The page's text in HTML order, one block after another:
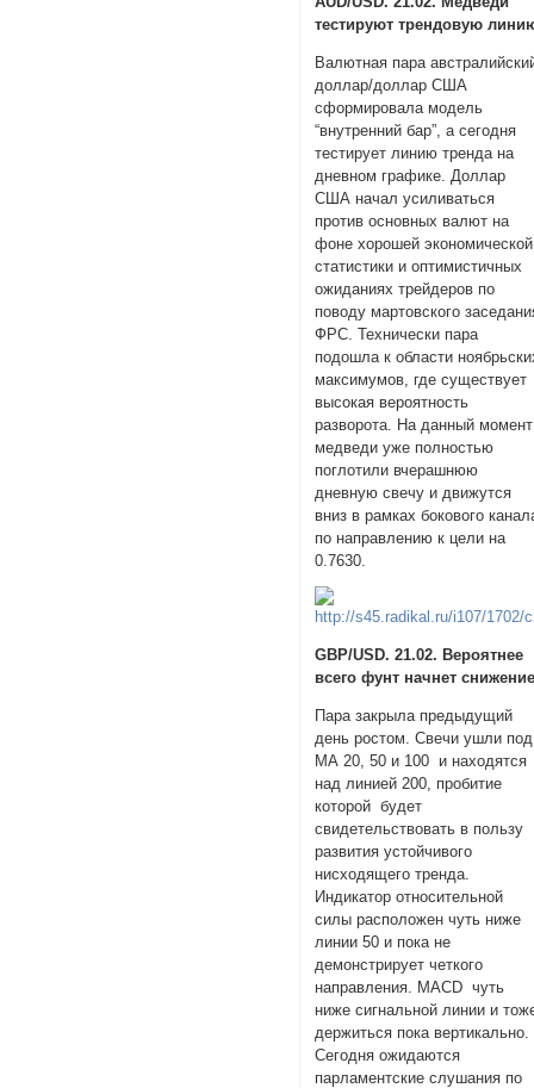
тестируют трендовую
Валютная пара
доллар/доллар США
сформировала модель
“внутренний бар”, а сегодня
тестирует линию тренда на
дневном графике. Доллар
США начал усиливаться
против основных валют на
фоне хорошей экономической
статистики и оптимистичных
ожиданиях трейдеров по
поводу мартовского
ФРС. Технически пара
подошла к области
максимумов, где существует
высокая вероятность
разворота. На данный момент
медведи уже полностью
поглотили вчерашнюю
дневную свечу и движутся
вниз в рамках бокового
по направлению к цели на
0.7630.
GBP/USD. 21.02. Вероятнее
всего фунт начнет
Пара закрыла предыдущий
день ростом. Свечи ушли под
МА 20, 50 и 100 и находятся
над линией 200, пробитие
которой будет
свидетельствовать в пользу
развития устойчивого
нисходящего тренда.
Индикатор относительной
силы расположен чуть ниже
линии 50 и пока не
демонстрирует четкого
направления. MACD чуть
ниже сигнальной линии и
держиться пока вертикально.
Сегодня ожидаются
парламентские слушания по